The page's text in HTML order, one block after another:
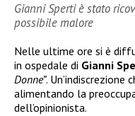
Gianni Sperti è stato
possibile malore
Nelle ultime ore si è
in ospedale di Gianni
Donne”.
alimentando la
dell’opinionista.